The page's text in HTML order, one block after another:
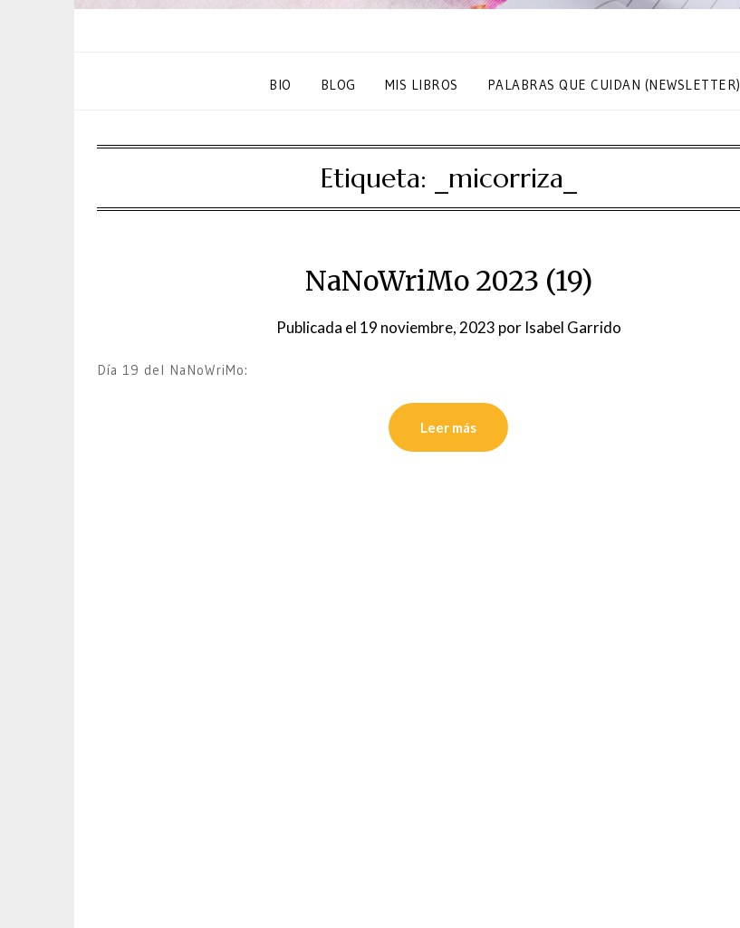
BIO BLOG MIS LIBROS PALABRAS QUE CUIDAN (NEWSLETTER)
Etiqueta: _micorriza_
NaNoWriMo 2023 (19)
Publicada el 19 noviembre, 2023 por Isabel Garrido
Día 19 del NaNoWriMo:
Leer más